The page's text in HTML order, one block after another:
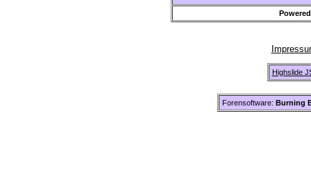
Highslide
Forensoftware: Burning